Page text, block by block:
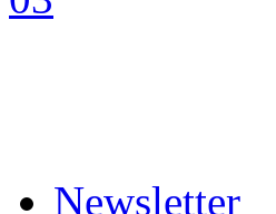
Newsletter